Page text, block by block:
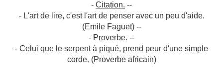
- Citation. --
- L'art de lire, c'est l'art de penser avec un peu d'aide.
(Emile Faguet) --
- Proverbe. --
- Celui que le serpent à piqué, prend peur d'une simple
corde. (Proverbe africain)